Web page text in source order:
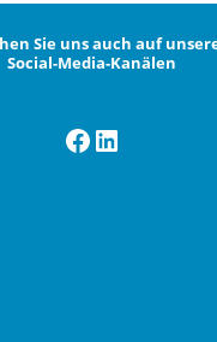
Sie uns auch auf
Social-Media-Kanälen
Facebook
LinkedIn